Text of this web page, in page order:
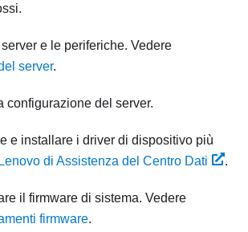
e le periferiche. Vedere
server.
configurazione del server.
e installare i driver di dispositivo più
Lenovo di Assistenza del Centro Dati .
il firmware di sistema. Vedere
firmware.